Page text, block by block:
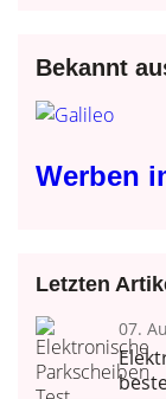
Bekannt
Werben
Letzten
07.